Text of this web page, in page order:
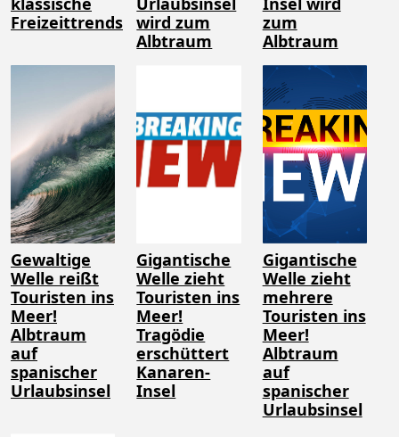
Freizeittrends
wird zum
Albtraum
zum
Albtraum
Gewaltige
Welle reißt
Touristen ins
Meer!
Albtraum
auf
spanischer
Urlaubsinsel
Gigantische
Welle zieht
Touristen ins
Meer!
Tragödie
erschüttert
Kanaren-
Insel
Gigantische
Welle zieht
mehrere
Touristen ins
Meer!
Albtraum
auf
spanischer
Urlaubsinsel